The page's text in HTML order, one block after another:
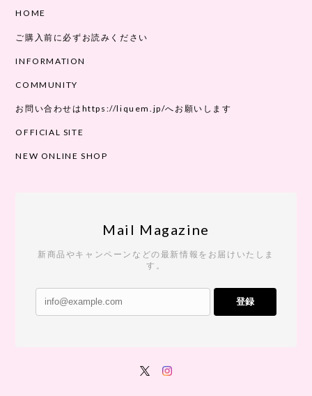
HOME
ご購入前に必ずお読みください
INFORMATION
COMMUNITY
お問い合わせはhttps://liquem.jp/へお願いします
OFFICIAL SITE
NEW ONLINE SHOP
Mail Magazine
新商品やキャンペーンなどの最新情報をお届けいたしま
す。
登録